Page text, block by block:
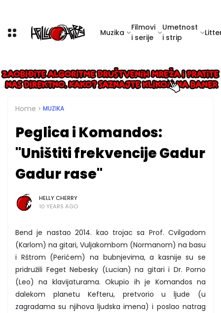
Muzika
Filmovi
i serije
Umetnost
i strip
Home MUZIKA
Peglica i Komandos:
"Uništiti frekvencije Gadur
Gadur rase"
HELLY CHERRY
10 YEARS AGO
Bend je nastao 2014. kao trojac sa Prof. Cvilgadom
(Karlom) na gitari, Vuljakombom (Normanom) na basu
i Rštrom (Perićem) na bubnjevima, a kasnije su se
pridružili Feget Nebesky (Lucian) na gitari i Dr. Porno
(Leo) na klavijaturama. Okupio ih je Komandos na
dalekom planetu Kefteru, pretvorio u ljude (u
zagradama su njihova ljudska imena) i poslao natrag